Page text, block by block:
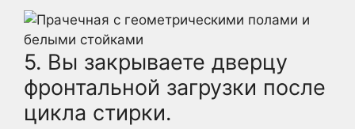
5. Вы закрываете дверцу
фронтальной загрузки после
цикла стирки.